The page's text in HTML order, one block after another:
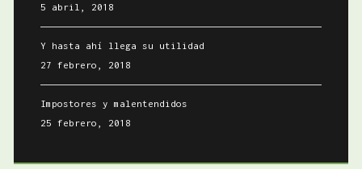
5 abril, 2018
Y hasta ahí llega su utilidad
27 febrero, 2018
Impostores y malentendidos
25 febrero, 2018